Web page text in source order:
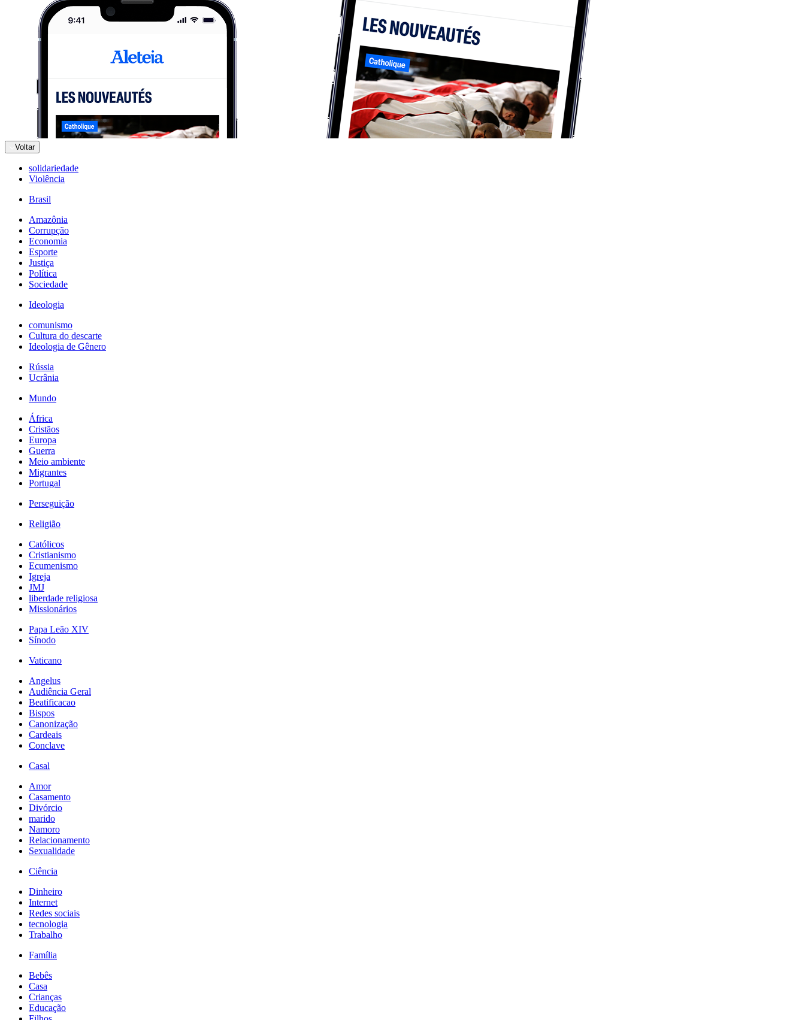
Voltar
solidariedade
Violência
Brasil
Amazônia
Corrupção
Economia
Esporte
Justiça
Política
Sociedade
Ideologia
comunismo
Cultura do descarte
Ideologia de Gênero
Rússia
Ucrânia
Mundo
África
Cristãos
Europa
Guerra
Meio ambiente
Migrantes
Portugal
Perseguição
Religião
Católicos
Cristianismo
Ecumenismo
Igreja
JMJ
liberdade religiosa
Missionários
Papa Leão XIV
Sínodo
Vaticano
Angelus
Audiência Geral
Beatificacao
Bispos
Canonização
Cardeais
Conclave
Casal
Amor
Casamento
Divórcio
marido
Namoro
Relacionamento
Sexualidade
Ciência
Dinheiro
Internet
Redes sociais
tecnologia
Trabalho
Família
Bebês
Casa
Crianças
Educação